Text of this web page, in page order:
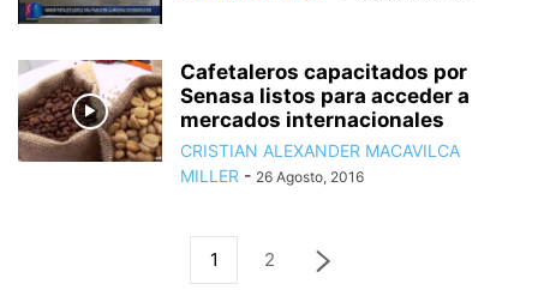
Cafetaleros capacitados por
Senasa listos para acceder a
mercados internacionales
CRISTIAN ALEXANDER MACAVILCA
MILLER - 26 Agosto, 2016
1 2